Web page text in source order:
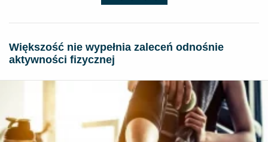
Większość nie wypełnia zaleceń odnośnie
aktywności fizycznej